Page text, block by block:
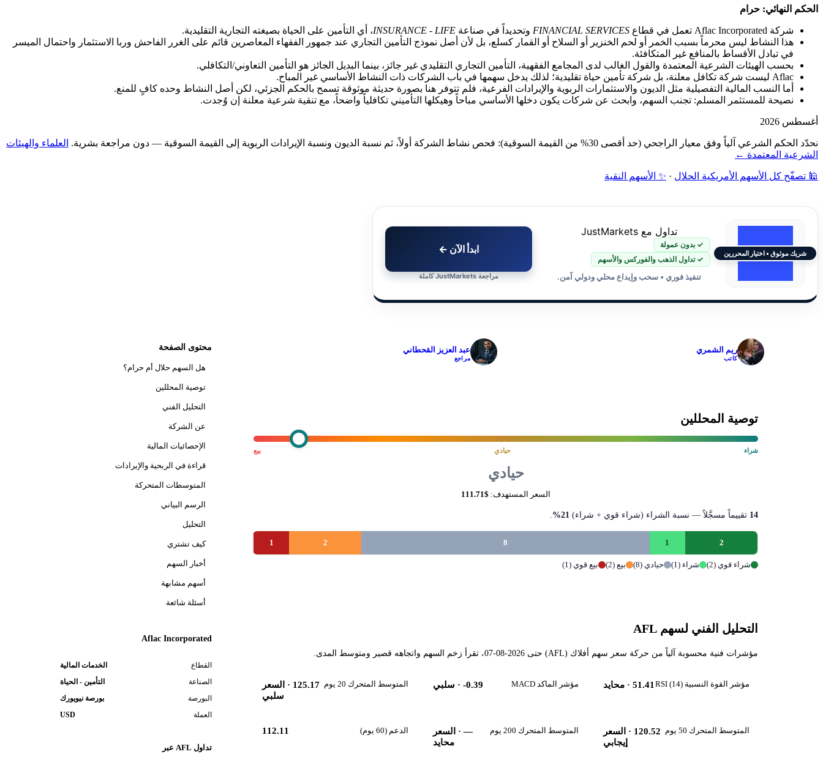
الحكم النهائي: حرام
شركة Aflac Incorporated تعمل في قطاع FINANCIAL SERVICES وتحديداً في صناعة INSURANCE - LIFE، أي التأمين على الحياة بصيغته التجارية التقليدية.
هذا النشاط ليس محرماً بسبب الخمر أو لحم الخنزير أو السلاح أو القمار كسلع، بل لأن أصل نموذج التأمين التجاري عند جمهور الفقهاء المعاصرين قائم على الغرر الفاحش وربا الاستثمار واحتمال الميسر
في تبادل الأقساط بالمنافع غير المتكافئة.
بحسب الهيئات الشرعية المعتمدة والقول الغالب لدى المجامع الفقهية، التأمين التجاري التقليدي غير جائز، بينما البديل الجائز هو التأمين التعاوني/التكافلي.
Aflac ليست شركة تكافل معلنة، بل شركة تأمين حياة تقليدية؛ لذلك يدخل سهمها في باب الشركات ذات النشاط الأساسي غير المباح.
أما النسب المالية التفصيلية مثل الديون والاستثمارات الربوية والإيرادات الفرعية، فلم تتوفر هنا بصورة حديثة موثوقة تسمح بالحكم الجزئي، لكن أصل النشاط وحده كافٍ للمنع.
نصيحة للمستثمر المسلم: تجنب السهم، وابحث عن شركات يكون دخلها الأساسي مباحاً وهيكلها التأميني تكافلياً واضحاً، مع تنقية شرعية معلنة إن وُجدت.
أغسطس 2026
نحدّد الحكم الشرعي آلياً وفق معيار الراجحي (حد أقصى 30% من القيمة السوقية): فحص نشاط الشركة أولاً، ثم نسبة الديون ونسبة الإيرادات الربوية إلى القيمة السوقية — دون مراجعة بشرية.
العلماء والهيئات
الشرعية المعتمدة ←
🕌 تصفّح كل الأسهم الأمريكية الحلال · ✨ الأسهم النقية
شريك موثوق • اختيار المحررين
تداول مع JustMarkets
✓ بدون عمولة
✓ تداول الذهب والفوركس والأسهم
تنفيذ فوري • سحب وإيداع محلي ودولي آمن.
ابدأ الآن ←
مراجعة JustMarkets كاملة
محتوى الصفحة
هل السهم حلال أم حرام؟
توصية المحللين
التحليل الفني
عن الشركة
الإحصائيات المالية
قراءة في الربحية والإيرادات
المتوسطات المتحركة
الرسم البياني
التحليل
كيف تشتري
أخبار السهم
أسهم مشابهة
أسئلة شائعة
Aflac Incorporated
القطاع
الخدمات المالية
الصناعة
التأمين - الحياة
البورصة
بورصة نيويورك
العملة
USD
تداول AFL عبر
ريم الشمري
كاتب
عبد العزيز القحطاني
مراجع
توصية المحللين
بيع حيادي شراء
حيادي
السعر المستهدف: $111.71
14 تقييماً مسجَّلاً — نسبة الشراء (شراء قوي + شراء) 21%
2
1
8
2
1
شراء قوي (2) شراء (1) حيادي (8) بيع (2) بيع قوي (1)
التحليل الفني لسهم AFL
مؤشرات فنية محسوبة آلياً من حركة سعر سهم أفلاك (AFL) حتى 2026-08-07، تقرأ زخم السهم واتجاهه قصير ومتوسط المدى.
مؤشر القوة النسبية RSI (14) 51.41· محايد مؤشر الماكد MACD -0.39 · سلبي المتوسط المتحرك 20 يوم 125.17 · السعر
سلبي
المتوسط المتحرك 50 يوم 120.52 · السعر
إيجابي
المتوسط المتحرك 200 يوم —· السعر
محايد
الدعم (60 يوم) 112.11